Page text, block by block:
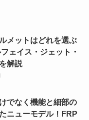
メットはどれを選ぶ
ェイス・ジェット・
解説
でなく機能と細部の
ニューモデル！FRP